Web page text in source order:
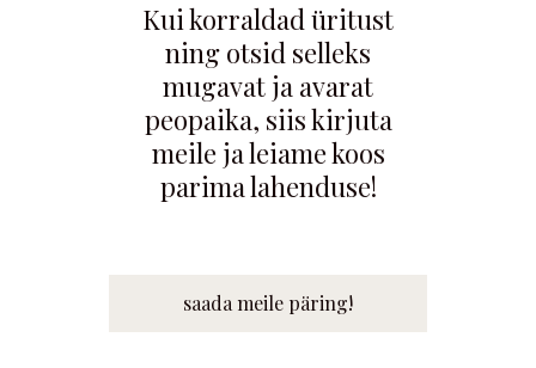
Kui korraldad üritust
ning otsid selleks
mugavat ja avarat
peopaika, siis kirjuta
meile ja leiame koos
parima lahenduse!
saada meile päring!